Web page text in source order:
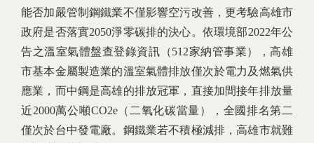
能否加嚴管制鋼鐵業不僅影響空污改善，更考驗高雄市
政府是否落實2050淨零碳排的決心。依環境部2022年公
告之溫室氣體盤查登錄資訊（512家納管事業），高雄
市基本金屬製造業的溫室氣體排放僅次於電力及燃氣供
應業，而中鋼是高雄的排放冠軍，直接加間接年排放量
近2000萬公噸CO2e（二氧化碳當量），全國排名第二
僅次於台中發電廠。鋼鐵業若不積極減排，高雄市就難